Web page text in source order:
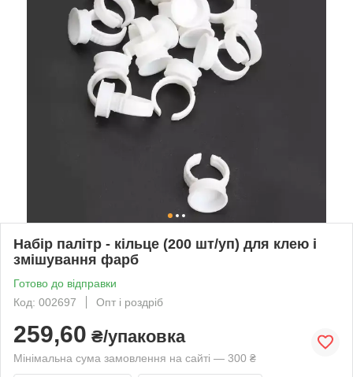
Набір палітр - кільце (200 шт/уп) для клею і
змішування фарб
Готово до відправки
Код: 002697
Опт і роздріб
259,60 ₴/упаковка
Мінімальна сума замовлення на сайті — 300 ₴